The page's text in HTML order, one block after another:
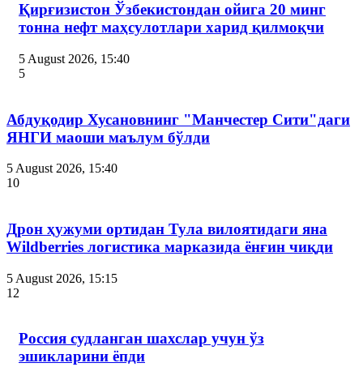
Қирғизистон Ўзбекистондан ойига 20 минг
тонна нефт маҳсулотлари харид қилмоқчи
5 August 2026, 15:40
5
Абдуқодир Хусановнинг "Манчестер Сити"даги
ЯНГИ маоши маълум бўлди
5 August 2026, 15:40
10
Дрон ҳужуми ортидан Тула вилоятидаги яна
Wildberries логистика марказида ёнғин чиқди
5 August 2026, 15:15
12
Россия судланган шахслар учун ўз
эшикларини ёпди